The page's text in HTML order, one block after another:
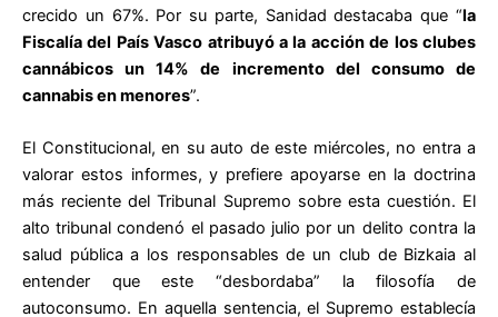
crecido un 67%. Por su parte, Sanidad destacaba que “la
Fiscalía del País Vasco atribuyó a la acción de los clubes
cannábicos un 14% de incremento del consumo de
cannabis en menores”.
El Constitucional, en su auto de este miércoles, no entra a
valorar estos informes, y prefiere apoyarse en la doctrina
más reciente del Tribunal Supremo sobre esta cuestión. El
alto tribunal condenó el pasado julio por un delito contra la
salud pública a los responsables de un club de Bizkaia al
entender que este “desbordaba” la filosofía de
autoconsumo. En aquella sentencia, el Supremo establecía